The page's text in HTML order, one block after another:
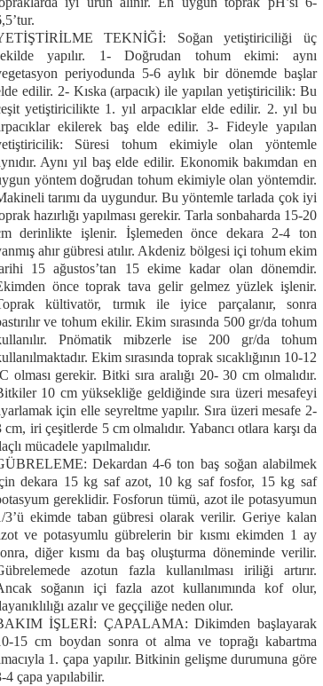
TEKNİĞİ: Soğan yetiştiriciliği üç
yapılır. 1- Doğrudan tohum ekimi: aynı
periyodunda 5-6 aylık bir dönemde başlar
edilir. 2- Kıska (arpacık) ile yapılan yetiştiricilik: Bu
yetiştiricilikte 1. yıl arpacıklar elde edilir. 2. yıl bu
ekilerek baş elde edilir. 3- Fideyle yapılan
Süresi tohum ekimiyle olan yöntemle
Aynı yıl baş elde edilir. Ekonomik bakımdan en
yöntem doğrudan tohum ekimiyle olan yöntemdir.
tarımı da uygundur. Bu yöntemle tarlada çok iyi
hazırlığı yapılması gerekir. Tarla sonbaharda 15-20
derinlikte işlenir. İşlemeden önce dekara 2-4 ton
ahır gübresi atılır. Akdeniz bölgesi içi tohum ekim
15 ağustos’tan 15 ekime kadar olan dönemdir.
önce toprak tava gelir gelmez yüzlek işlenir.
kültivatör, tırmık ile iyice parçalanır, sonra
ve tohum ekilir. Ekim sırasında 500 gr/da tohum
Pnömatik mibzerle ise 200 gr/da tohum
Ekim sırasında toprak sıcaklığının 10-12
olması gerekir. Bitki sıra aralığı 20- 30 cm olmalıdır.
10 cm yüksekliğe geldiğinde sıra üzeri mesafeyi
için elle seyreltme yapılır. Sıra üzeri mesafe 2-
cm, iri çeşitlerde 5 cm olmalıdır. Yabancı otlara karşı da
mücadele yapılmalıdır.
Dekardan 4-6 ton baş soğan alabilmek
dekara 15 kg saf azot, 10 kg saf fosfor, 15 kg saf
gereklidir. Fosforun tümü, azot ile potasyumun
3’ü ekimde taban gübresi olarak verilir. Geriye kalan
ve potasyumlu gübrelerin bir kısmı ekimden 1 ay
diğer kısmı da baş oluşturma döneminde verilir.
azotun fazla kullanılması iriliği artırır.
soğanın içi fazla azot kullanımında kof olur,
azalır ve geççiliğe neden olur.
İŞLERİ: ÇAPALAMA: Dikimden başlayarak
15 cm boydan sonra ot alma ve toprağı kabartma
1. çapa yapılır. Bitkinin gelişme durumuna göre
4 çapa yapılabilir.